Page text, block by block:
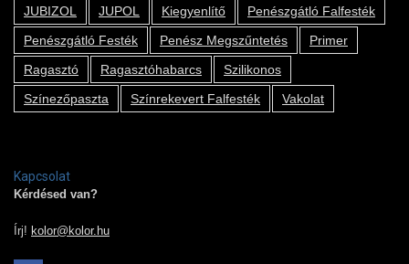
JUBIZOL
JUPOL Kiegyenlítő
Penészgátló Falfesték
Penészgátló Festék
Penész Megszűntetés
Primer
Ragasztó
Ragasztóhabarcs
Szilikonos
Színezőpaszta
Színrekevert Falfesték Vakolat
Kapcsolat
Kérdésed van?
Írj! kolor@kolor.hu